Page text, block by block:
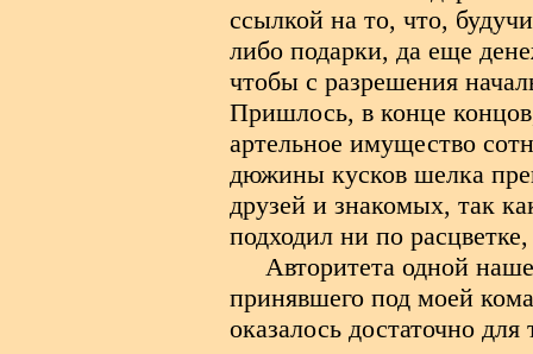
ссылкой на то, что,
либо подарки, да еще
чтобы с разрешения
Пришлось, в конце
артельное имущество
дюжины кусков шелка
друзей и знакомых, так
подходил ни по
Авторитета одной
принявшего под моей
оказалось достаточно